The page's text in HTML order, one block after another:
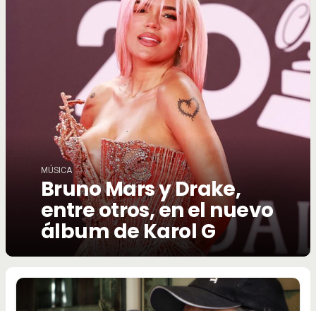
MÚSICA
Bruno Mars y Drake,
entre otros, en el nuevo
álbum de Karol G